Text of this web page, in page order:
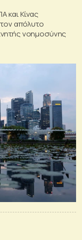
και Κίνας
απόλυτο
νοημοσύνης